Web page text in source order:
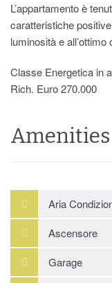
L’appartamento è
caratteristiche
luminosità e
Classe Energetica in
Rich. Euro 270.000
Amenities
Aria
Ascensore
Garage